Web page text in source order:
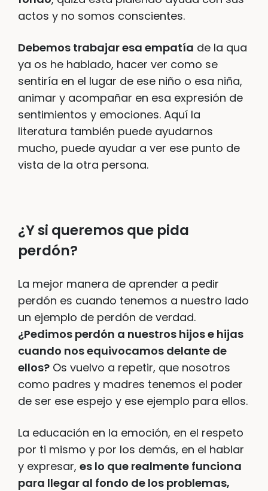
actos y no somos conscientes.
Debemos trabajar esa empatía de la qua
ya os he hablado, hacer ver como se
sentiría en el lugar de ese niño o esa niña,
animar y acompañar en esa expresión de
sentimientos y emociones. Aquí la
literatura también puede ayudarnos
mucho, puede ayudar a ver ese punto de
vista de la otra persona.
¿Y si queremos que pida
perdón?
La mejor manera de aprender a pedir
perdón es cuando tenemos a nuestro lado
un ejemplo de perdón de verdad.
¿Pedimos perdón a nuestros hijos e hijas
cuando nos equivocamos delante de
ellos? Os vuelvo a repetir, que nosotros
como padres y madres tenemos el poder
de ser ese espejo y ese ejemplo para ellos.
La educación en la emoción, en el respeto
por ti mismo y por los demás, en el hablar
y expresar, es lo que realmente funciona
para llegar al fondo de los problemas,